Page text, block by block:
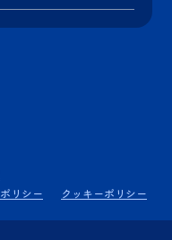
リシー クッキーポリシー